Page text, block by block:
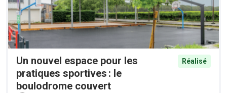
Un nouvel espace pour les
pratiques sportives : le
boulodrome couvert
Réalisé